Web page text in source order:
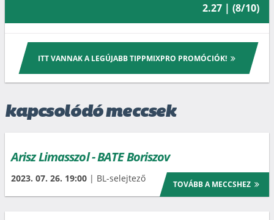
2.27 | (8/10)
ITT VANNAK A LEGÚJABB TIPPMIXPRO PROMÓCIÓK!
kapcsolódó meccsek
Arisz Limasszol - BATE Boriszov
2023. 07. 26. 19:00 | BL-selejtező
TOVÁBB A MECCSHEZ